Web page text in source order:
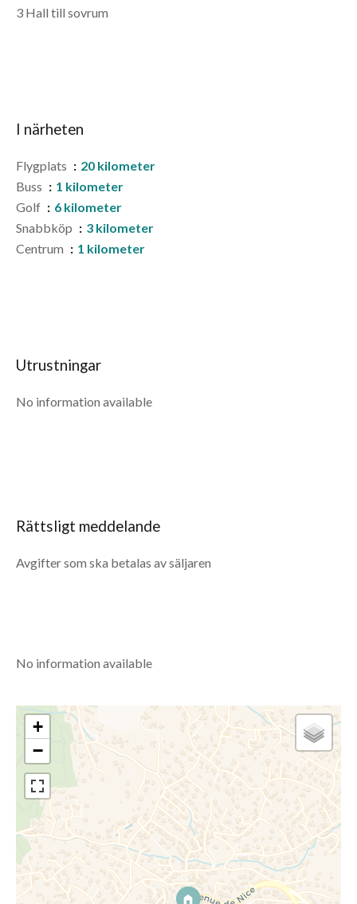
3 Hall till sovrum
I närheten
Flygplats
20 kilometer
Buss
1 kilometer
Golf
6 kilometer
Snabbköp
3 kilometer
Centrum
1 kilometer
Utrustningar
No information available
Rättsligt meddelande
Avgifter som ska betalas av säljaren
No information available
+
−